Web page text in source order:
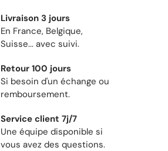
Livraison 3 jours
En France, Belgique,
Suisse... avec suivi.
Retour 100 jours
Si besoin d'un échange ou
remboursement.
Service client 7j/7
Une équipe disponible si
vous avez des questions.